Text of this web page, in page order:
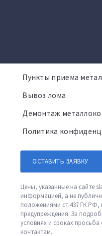
Пункты приема
Вывоз лома
Демонтаж
Политика
ОСТАВИТЬ ЗАЯВКУ
Цены, указанные на сайте
информацией, а не
положениями ст.437 ГК РФ,
предупреждения. За
условиях и сроках
контактам.